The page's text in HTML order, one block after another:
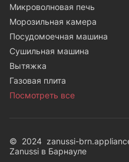
Микроволновая печь
Морозильная камера
Посудомоечная машина
Сушильная машина
Вытяжка
Газовая плита
Посмотреть все
© 2024 zanussi-
Zanussi в Барнауле